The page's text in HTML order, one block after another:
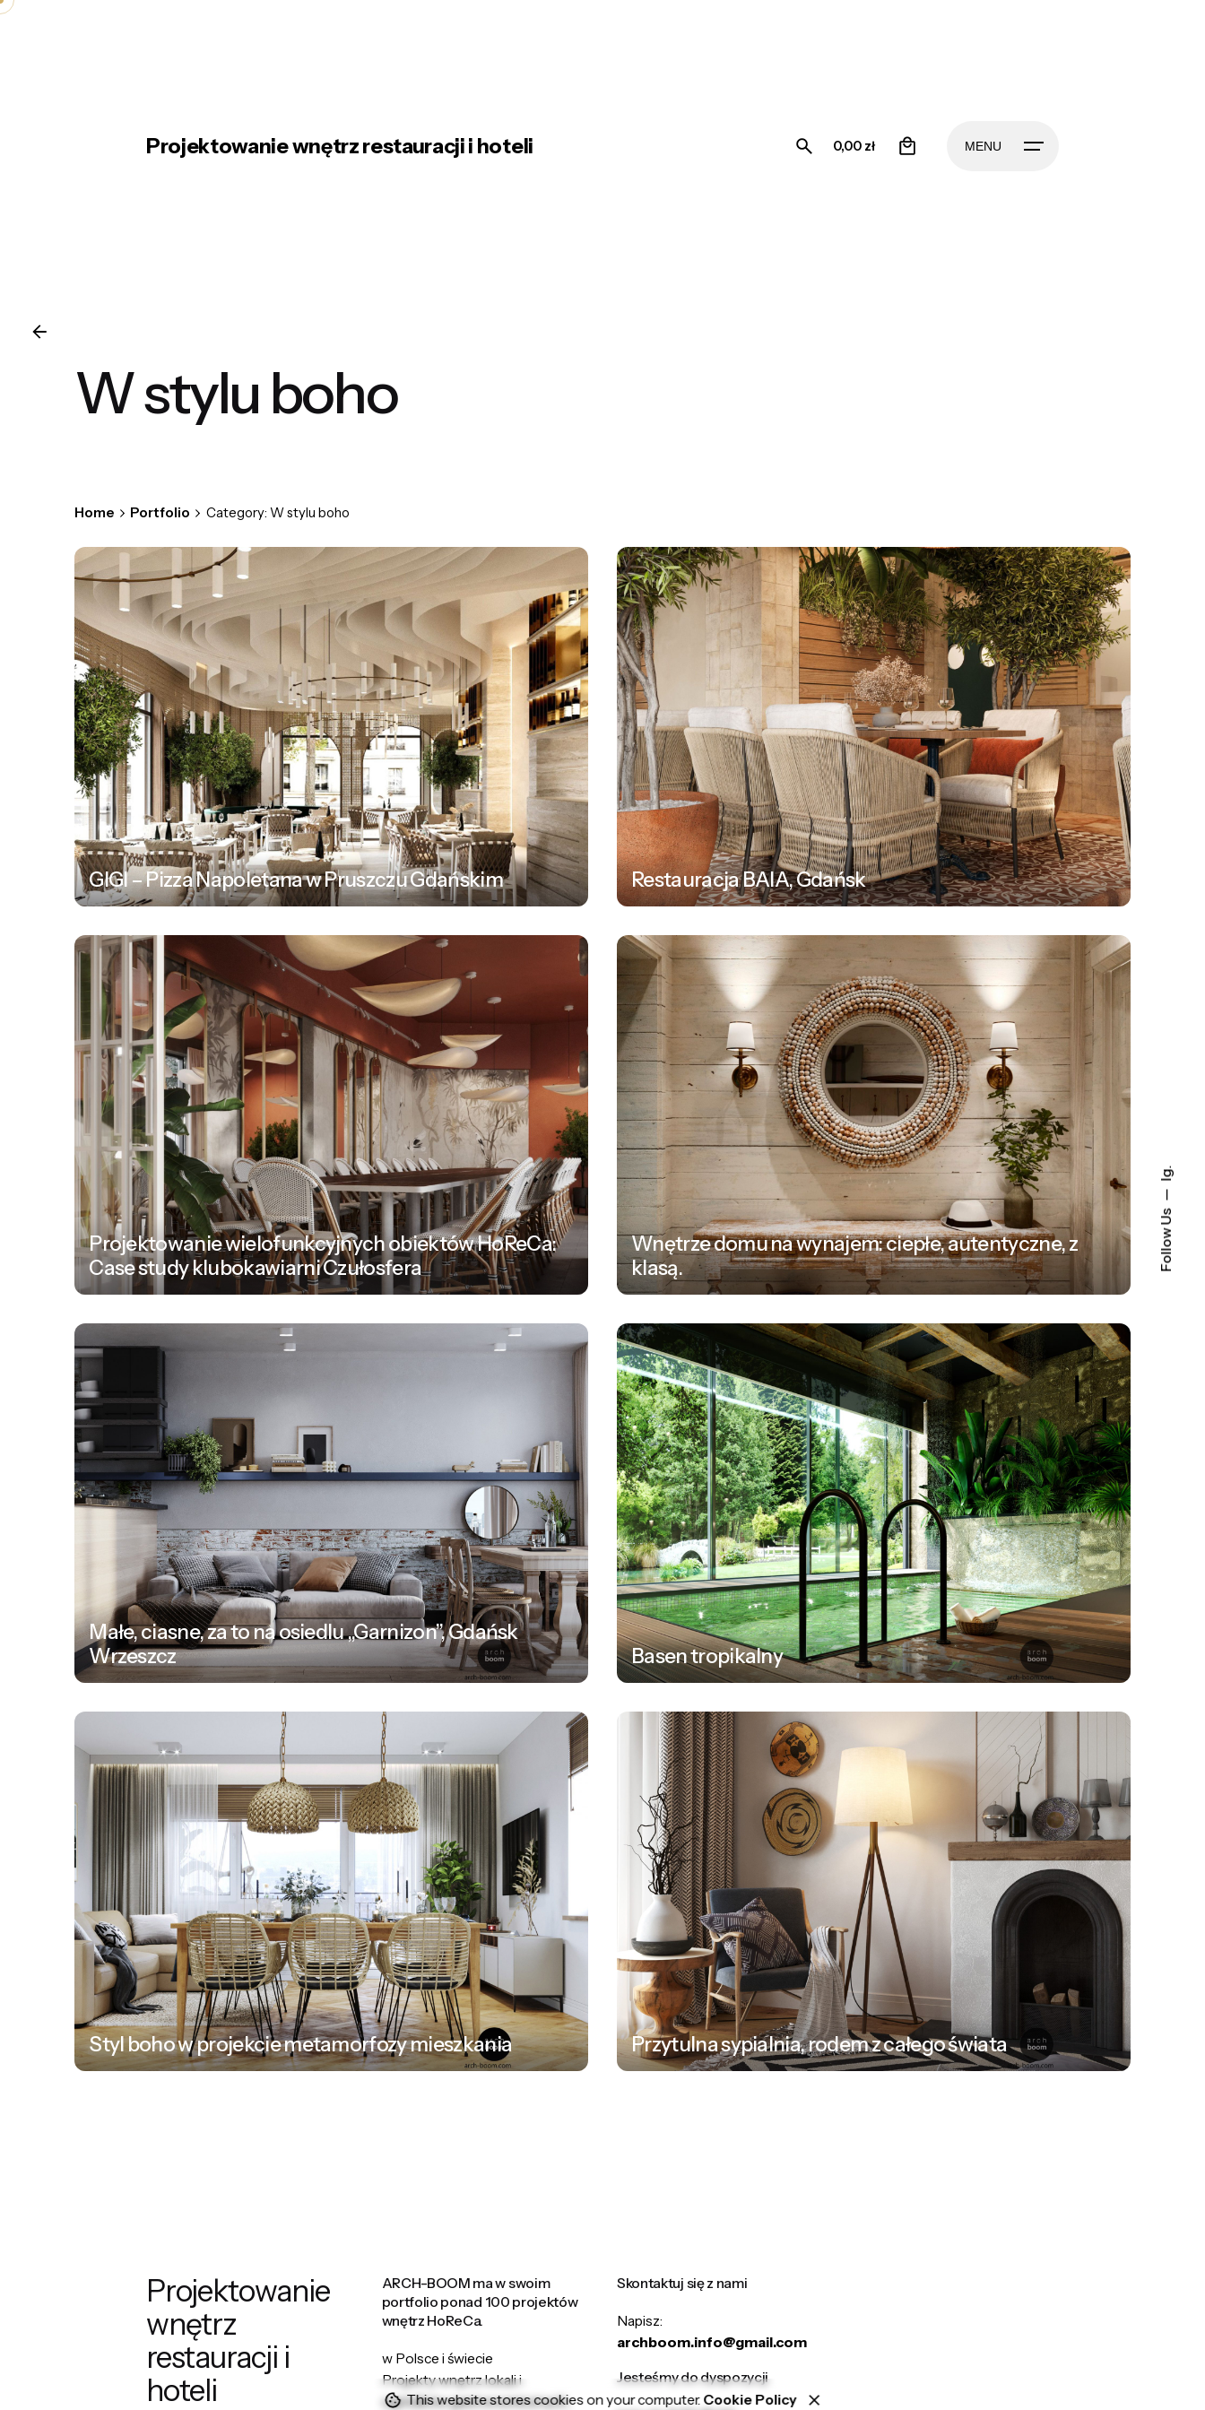
Follow Us
Ig.
Skip
Projektowanie wnętrz restauracji i hoteli 0,00 zł MENU
W stylu boho
Home Portfolio Category: W stylu boho
GIGI – Pizza Napoletana w Pruszczu Gdańskim Restauracja BAIA, Gdańsk
Projektowanie wielofunkcyjnych obiektów HoReCa:
Case study klubokawiarni Czułosfera
Wnętrze domu na wynajem: ciepłe, autentyczne, z
klasą.
Małe, ciasne, za to na osiedlu „Garnizon”, Gdańsk
Wrzeszcz
Basen tropikalny
Styl boho w projekcie metamorfozy mieszkania Przytulna sypialnia, rodem z całego świata
Projektowanie
wnętrz
restauracji i
hoteli
ARCH-BOOM ma w swoim
portfolio ponad 100 projektów
wnętrz HoReCa.
w Polsce i świecie
Projekty wnętrz lokali i
ogródków gastronomicznych,
Skontaktuj się z nami
Napisz:
archboom.info@gmail.com
Jesteśmy do dyspozycji
This website stores cookies on your computer. Cookie Policy